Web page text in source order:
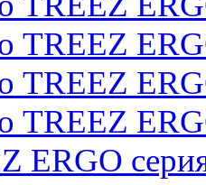
TREEZ
TREEZ
TREEZ
ERGO